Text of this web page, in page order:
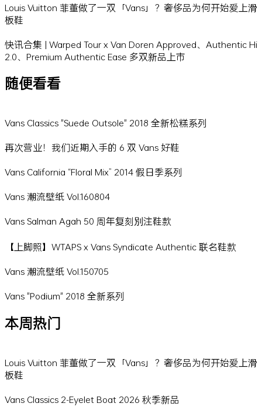
Louis Vuitton 菲董做了一双「Vans」？奢侈品为何开始爱上滑
板鞋
快讯合集 | Warped Tour x Van Doren Approved、Authentic Hi
2.0、Premium Authentic Ease 多双新品上市
随便看看
Vans Classics "Suede Outsole" 2018 全新松糕系列
再次营业！我们近期入手的 6 双 Vans 好鞋
Vans California “Floral Mix” 2014 假日季系列
Vans 潮流壁纸 Vol.160804
Vans Salman Agah 50 周年复刻別注鞋款
【上脚照】WTAPS x Vans Syndicate Authentic 联名鞋款
Vans 潮流壁纸 Vol.150705
Vans "Podium" 2018 全新系列
本周热门
Louis Vuitton 菲董做了一双「Vans」？奢侈品为何开始爱上滑
板鞋
Vans Classics 2-Eyelet Boat 2026 秋季新品